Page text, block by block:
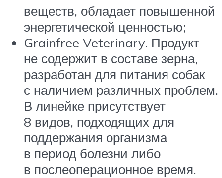
веществ, обладает повышенной
энергетической ценностью;
Grainfree Veterinary. Продукт
не содержит в составе зерна,
разработан для питания собак
с наличием различных проблем.
В линейке присутствует
8 видов, подходящих для
поддержания организма
в период болезни либо
в послеоперационное время.